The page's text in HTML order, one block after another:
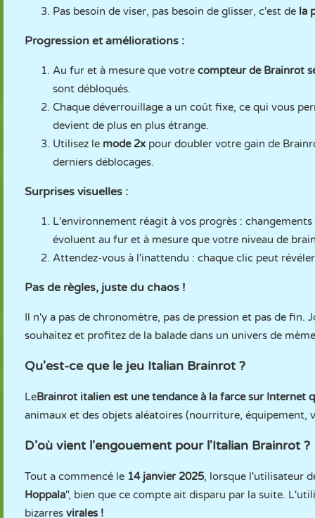
Pas besoin de viser, pas besoin de glisser, c'est de la
Progression et améliorations :
Au fur et à mesure que votre compteur de Brainrot
sont débloqués.
Chaque déverrouillage a un coût fixe, ce qui vous
devient de plus en plus étrange.
Utilisez le mode 2x pour doubler votre gain de
derniers déblocages.
Surprises visuelles :
L'environnement réagit à vos progrès :
évoluent au fur et à mesure que votre niveau de
Attendez-vous à l'inattendu : chaque clic peut
Pas de règles, juste du chaos !
Il n'y a pas de chronomètre, pas de pression et pas de
souhaitez et profitez de la balade dans un univers de
Qu'est-ce que le jeu Italian Brainrot ?
LeBrainrot italien est une tendance à la farce sur Internet
animaux et des objets aléatoires (nourriture, équipement,
D'où vient l'engouement pour l'Italian Brainrot ?
Tout a commencé le 14 janvier 2025, lorsque l'utilisateur
Hoppala", bien que ce compte ait disparu par la suite.
bizarres virales !